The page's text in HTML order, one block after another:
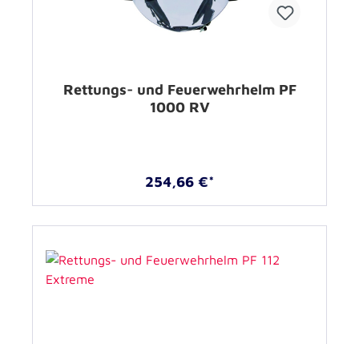
Rettungs- und Feuerwehrhelm PF
1000 RV
254,66 €*